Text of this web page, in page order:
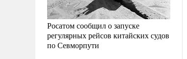
Росатом сообщил о запуске
регулярных рейсов китайских судов
по Севморпути